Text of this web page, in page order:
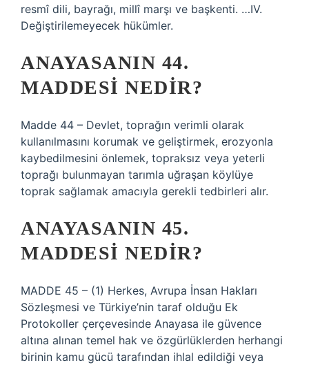
resmî dili, bayrağı, millî marşı ve başkenti. …IV.
Değiştirilemeyecek hükümler.
ANAYASANIN 44.
MADDESI NEDIR?
Madde 44 – Devlet, toprağın verimli olarak
kullanılmasını korumak ve geliştirmek, erozyonla
kaybedilmesini önlemek, topraksız veya yeterli
toprağı bulunmayan tarımla uğraşan köylüye
toprak sağlamak amacıyla gerekli tedbirleri alır.
ANAYASANIN 45.
MADDESI NEDIR?
MADDE 45 – (1) Herkes, Avrupa İnsan Hakları
Sözleşmesi ve Türkiye’nin taraf olduğu Ek
Protokoller çerçevesinde Anayasa ile güvence
altına alınan temel hak ve özgürlüklerden herhangi
birinin kamu gücü tarafından ihlal edildiği veya